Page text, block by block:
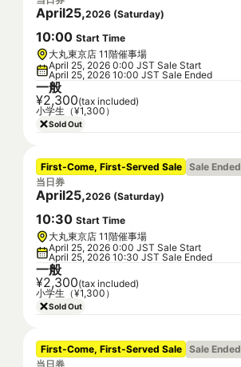
April25,2026 (Saturday)
10:00 Start Time
大丸東京店 11階催事場
April 25, 2026 0:00 JST Sale Start
April 25, 2026 10:00 JST Sale Ended
一般
¥2,300(tax included)
小学生（¥1,300）
Sold Out
First-Come, First-Served Sale Sale Ended
当日券
April25,2026 (Saturday)
10:30 Start Time
大丸東京店 11階催事場
April 25, 2026 0:00 JST Sale Start
April 25, 2026 10:30 JST Sale Ended
一般
¥2,300(tax included)
小学生（¥1,300）
Sold Out
First-Come, First-Served Sale Sale Ended
当日券